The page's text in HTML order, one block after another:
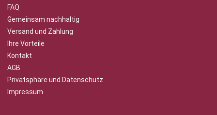
FAQ
Gemeinsam nachhaltig
Versand und Zahlung
Ihre Vorteile
Kontakt
AGB
Privatsphäre und Datenschutz
Impressum